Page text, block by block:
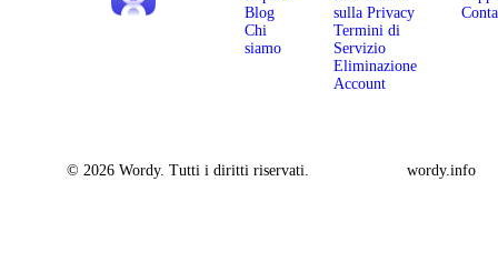
Blog
Chi
siamo
sulla Privacy
Termini di
Servizio
Eliminazione
Account
© 2026 Wordy. Tutti i diritti riservati. wordy.info